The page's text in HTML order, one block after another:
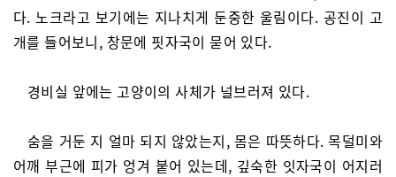
다. 노크라고 보기에는 지나치게 둔중한 울림이다. 공진이 고
개를 들어보니, 창문에 핏자국이 묻어 있다.
경비실 앞에는 고양이의 사체가 널브러져 있다.
숨을 거둔 지 얼마 되지 않았는지, 몸은 따뜻하다. 목덜미와
어깨 부근에 피가 엉겨 붙어 있는데, 깊숙한 잇자국이 어지러